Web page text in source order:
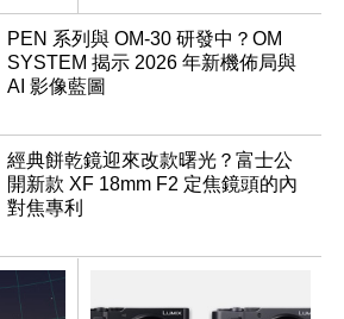
PEN 系列與 OM-30 研發中？OM
SYSTEM 揭示 2026 年新機佈局與
AI 影像藍圖
經典餅乾鏡迎來改款曙光？富士公
開新款 XF 18mm F2 定焦鏡頭的內
對焦專利